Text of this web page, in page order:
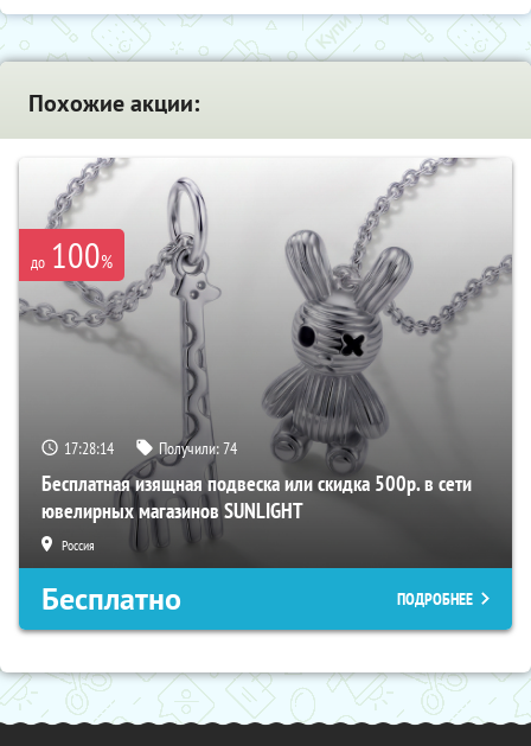
Похожие акции:
до 100%
17:28:14 Получили:74
Бесплатная изящная подвеска или скидка 500р. в сети
ювелирных магазинов SUNLIGHT
Россия
Бесплатно ПОДРОБНЕЕ